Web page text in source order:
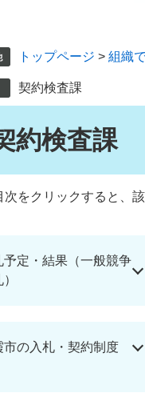
トップページ > 組織
契約検査課
約検査課
次をクリックすると、
予定・結果（一般競争
市の入札・契約制度